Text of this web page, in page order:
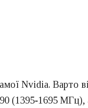
Nvidia. Варто
(1395-1695 МГц),